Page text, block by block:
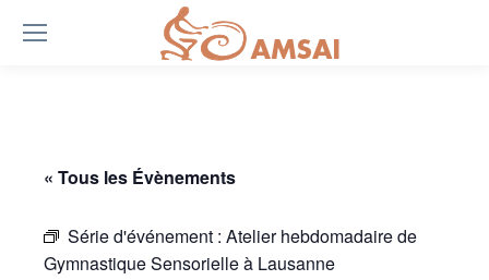
« Tous les Évènements
Série d'événement : Atelier hebdomadaire de
Gymnastique Sensorielle à Lausanne